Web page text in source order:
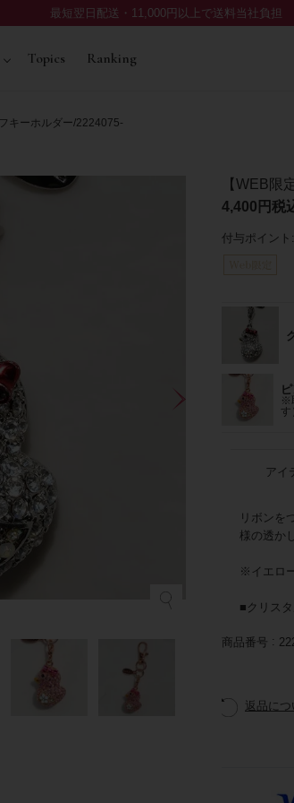
最短翌日配送・11,000円以上で送料当社負担
Topics Ranking
キーホルダー/2224075-
【WEB限
4,400
税
付与ポイント:
※
す
アイ
リボンを
様の透か
※イエロ
■クリス
商品番号
返品につ